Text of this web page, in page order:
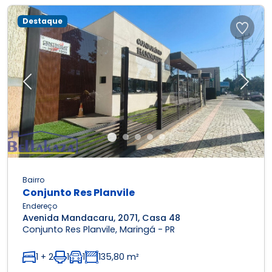
Previous Next
Destaque
Bairro
Conjunto Res Planvile
Endereço
Avenida Mandacaru, 2071, Casa 48
Conjunto Res Planvile, Maringá - PR
1 + 2 1 1 135,80 m²